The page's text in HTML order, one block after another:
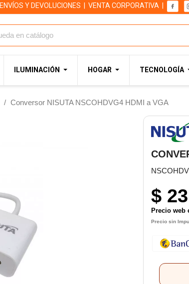
ENVÍOS Y DEVOLUCIONES VENTA CORPORATIVA
ILUMINACIÓN HOGAR TECNOLOGÍA
Conversor NISUTA NSCOHDVG4 HDMI a VGA
$
Precio web
Precio sin